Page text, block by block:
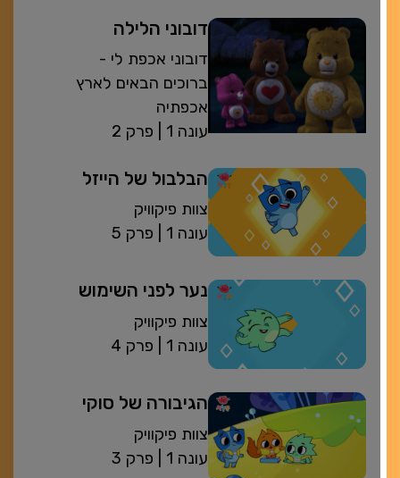
דובוני הלילה
דובוני אכפת לי -
ברוכים הבאים לארץ
אכפתיה
פרק 2
| עונה 1
הבלבול של הייזל
צוות פיקוויק
פרק 5
| עונה 1
נער לפני השימוש
צוות פיקוויק
פרק 4
| עונה 1
הגיבורה של סוקי
צוות פיקוויק
פרק 3
| עונה 1